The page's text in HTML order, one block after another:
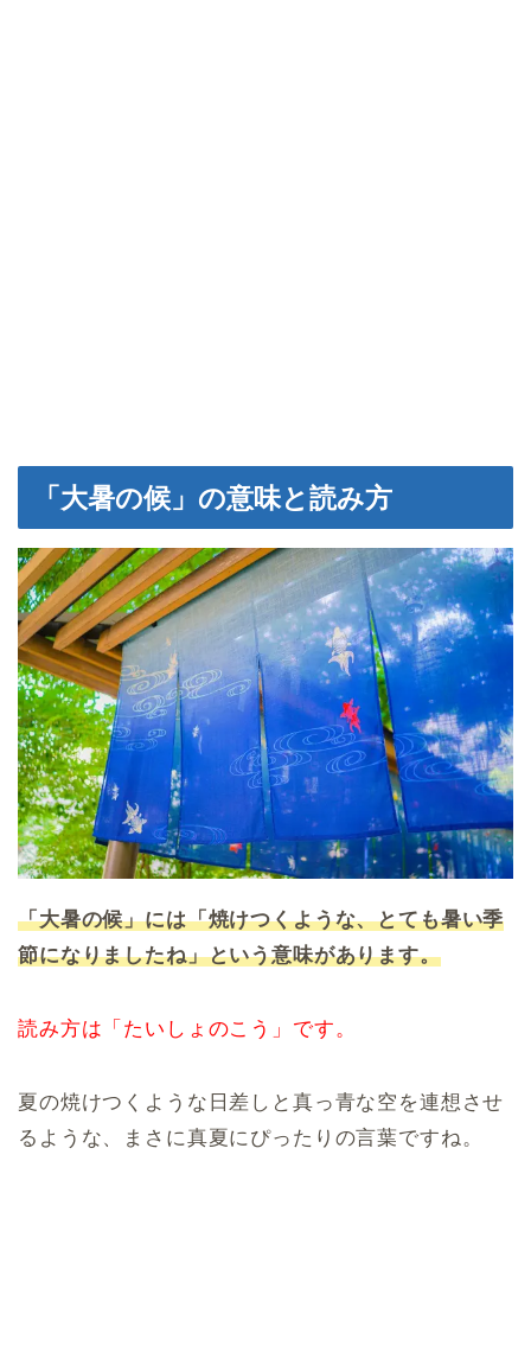
「大暑の候」の意味と読み方
「大暑の候」には「焼けつくような、とても暑い季
節になりましたね」という意味があります。
読み方は「たいしょのこう」です。
夏の焼けつくような日差しと真っ青な空を連想させ
るような、まさに真夏にぴったりの言葉ですね。